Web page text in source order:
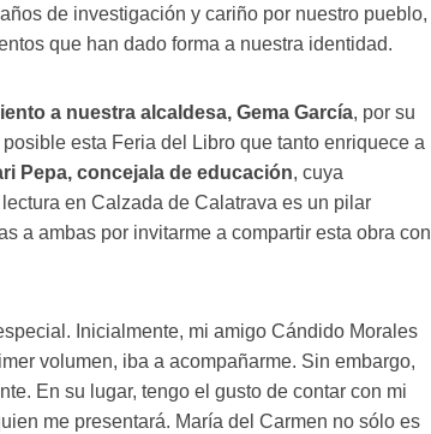
de investigación y cariño por nuestro pueblo,
que han dado forma a nuestra identidad.
a nuestra alcaldesa, Gema García, por su
esta Feria del Libro que tanto enriquece a
Pepa, concejala de educación, cuya
en Calzada de Calatrava es un pilar
a ambas por invitarme a compartir esta obra con
Inicialmente, mi amigo Cándido Morales
volumen, iba a acompañarme. Sin embargo,
En su lugar, tengo el gusto de contar con mi
me presentará. María del Carmen no sólo es